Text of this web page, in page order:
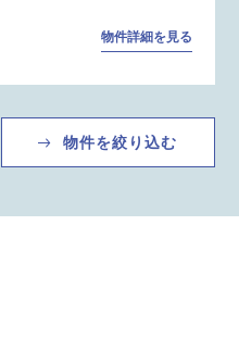
物件詳細を見る
物件を絞り込む